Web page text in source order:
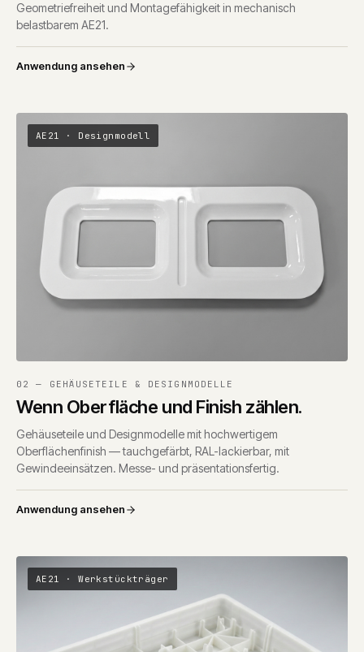
Geometriefreiheit und Montagefähigkeit in mechanisch
belastbarem AE21.
Anwendung ansehen
AE21 · Designmodell
02 — GEHÄUSETEILE & DESIGNMODELLE
Wenn Oberfläche und Finish zählen.
Gehäuseteile und Designmodelle mit hochwertigem
Oberflächenfinish — tauchgefärbt, RAL-lackierbar, mit
Gewindeeinsätzen. Messe- und präsentationsfertig.
Anwendung ansehen
AE21 · Werkstückträger